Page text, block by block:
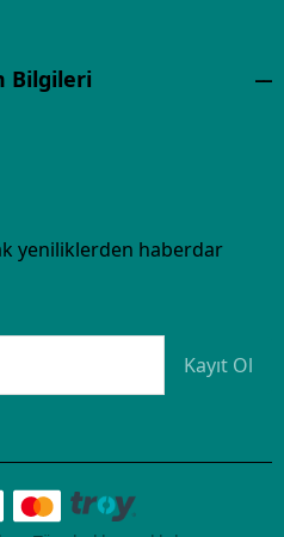
Bilgileri
yeniliklerden haberdar
Kayıt Ol